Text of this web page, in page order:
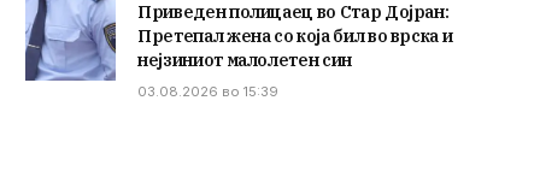
Приведен полицаец во Стар Дојран:
Претепал жена со која бил во врска и
нејзиниот малолетен син
03.08.2026 во 15:39